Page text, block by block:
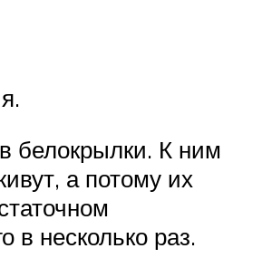
белокрылки. К ним
а потому их
в несколько раз.